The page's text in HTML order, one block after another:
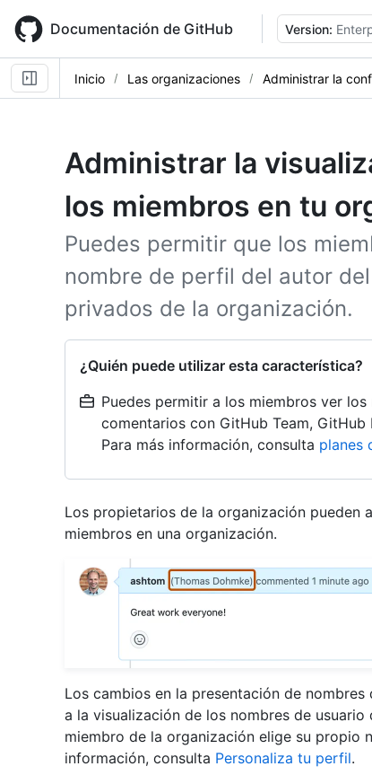
main
content
Documentación de GitHub Version:
Inicio Las organizaciones Administrar la
Administrar la
los miembros en tu
Puedes permitir que los
nombre de perfil del autor
privados de la organización.
¿Quién puede utilizar esta característica?
Puedes permitir a los miembros ver
comentarios con GitHub Team,
Para más información, consulta planes
Los propietarios de la organización pueden
miembros en una organización.
Los cambios en la presentación de
a la visualización de los nombres de
miembro de la organización elige su propio
información, consulta Personaliza tu perfil.